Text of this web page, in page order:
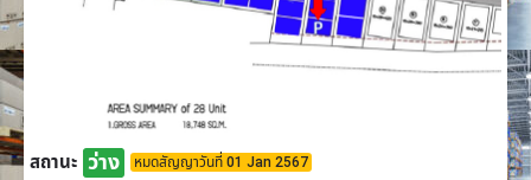
สถานะ ว่าง หมดสัญญาวันที่ 01 Jan 2567